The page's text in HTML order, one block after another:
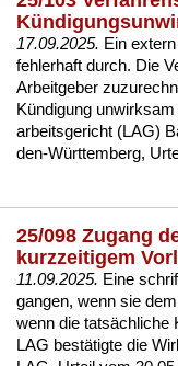
17.09.2025. Ein
feh­ler­haft durch. Die
Ar­beit­ge­ber
Kündi­gung
ar­beits­ge­richt (LAG)
den-Würt­tem­berg,
25/098 Zugang
kurzzeitigem
11.09.2025. Ei­ne
gan­gen, wenn sie
wenn die tatsächli­che
LAG bestätig­te die